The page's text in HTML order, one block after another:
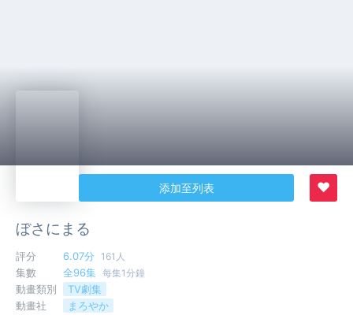
添加至列表 ♥
ぼさにまる
評分 6.07分 161人
集數 全96集 每集1分鐘
動畫類別
TV劇集
動畫社
まろやか